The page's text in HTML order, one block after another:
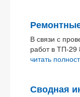
В связи с
работ в ТП-29
читать
Сводная